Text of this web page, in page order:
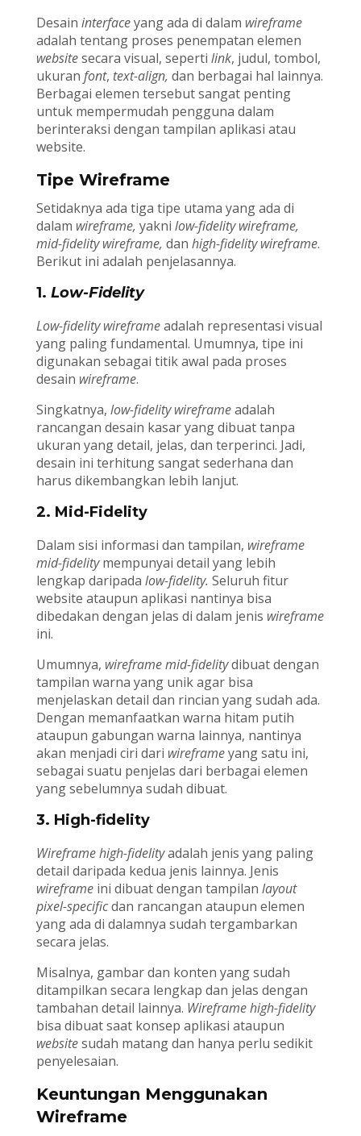
Desain interfaceyang ada di dalam wireframe
adalah tentang proses penempatan elemen
websitesecara visual, seperti link, judul, tombol,
ukuran font, text-align, dan berbagai hal lainnya.
Berbagai elemen tersebut sangat penting
untuk mempermudah pengguna dalam
berinteraksi dengan tampilan aplikasi atau
website.
Tipe Wireframe
Setidaknya ada tiga tipe utama yang ada di
dalam wireframe, yakni low-fidelity wireframe,
mid-fidelity wireframe, dan high-fidelity wireframe.
Berikut ini adalah penjelasannya.
1. Low-Fidelity
Low-fidelity wireframeadalah representasi visual
yang paling fundamental. Umumnya, tipe ini
digunakan sebagai titik awal pada proses
desain wireframe.
Singkatnya, low-fidelity wireframeadalah
rancangan desain kasar yang dibuat tanpa
ukuran yang detail, jelas, dan terperinci. Jadi,
desain ini terhitung sangat sederhana dan
harus dikembangkan lebih lanjut.
2. Mid-Fidelity
Dalam sisi informasi dan tampilan, wireframe
mid-fidelitymempunyai detail yang lebih
lengkap daripada low-fidelity. Seluruh fitur
website ataupun aplikasi nantinya bisa
dibedakan dengan jelas di dalam jenis wireframe
ini.
Umumnya, wireframe mid-fidelitydibuat dengan
tampilan warna yang unik agar bisa
menjelaskan detail dan rincian yang sudah ada.
Dengan memanfaatkan warna hitam putih
ataupun gabungan warna lainnya, nantinya
akan menjadi ciri dari wireframeyang satu ini,
sebagai suatu penjelas dari berbagai elemen
yang sebelumnya sudah dibuat.
3. High-fidelity
Wireframehigh-fidelityadalah jenis yang paling
detail daripada kedua jenis lainnya. Jenis
wireframeini dibuat dengan tampilan layout
pixel-specificdan rancangan ataupun elemen
yang ada di dalamnya sudah tergambarkan
secara jelas.
Misalnya, gambar dan konten yang sudah
ditampilkan secara lengkap dan jelas dengan
tambahan detail lainnya. Wireframe high-fidelity
bisa dibuat saat konsep aplikasi ataupun
websitesudah matang dan hanya perlu sedikit
penyelesaian.
Keuntungan Menggunakan
Wireframe